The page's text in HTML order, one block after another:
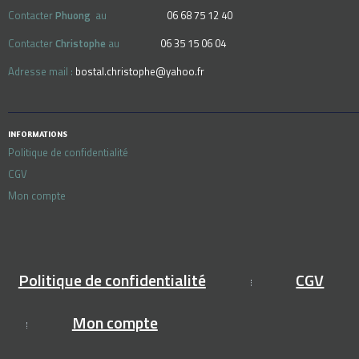
ContacterPhuong au 06 68 75 12 40
Contacter Christophe au 06 35 15 06 04
Adresse mail : bostal.christophe@yahoo.fr
INFORMATIONS
Politique de confidentialité
CGV
Mon compte
Politique de confidentialité
CGV
Mon compte